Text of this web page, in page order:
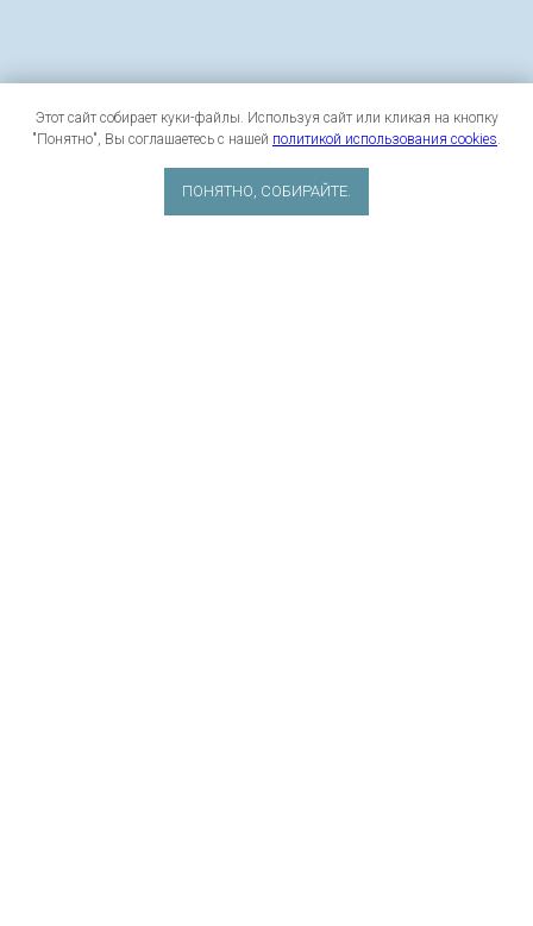
Этот сайт собирает куки-файлы. Используя сайт или кликая на кнопку
"Понятно", Вы соглашаетесь с нашей политикой использования cookies.
ПОНЯТНО, СОБИРАЙТЕ.